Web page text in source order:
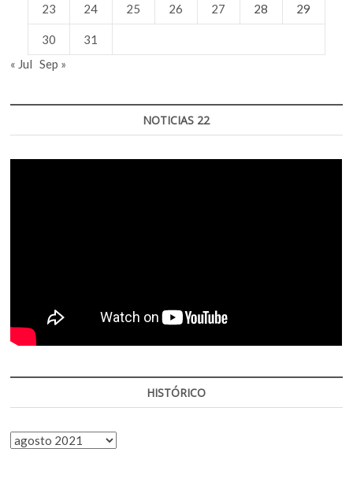
23 24 25 26 27 28 29
30
31
« Jul Sep »
NOTICIAS 22
HISTÓRICO
HISTÓRICO